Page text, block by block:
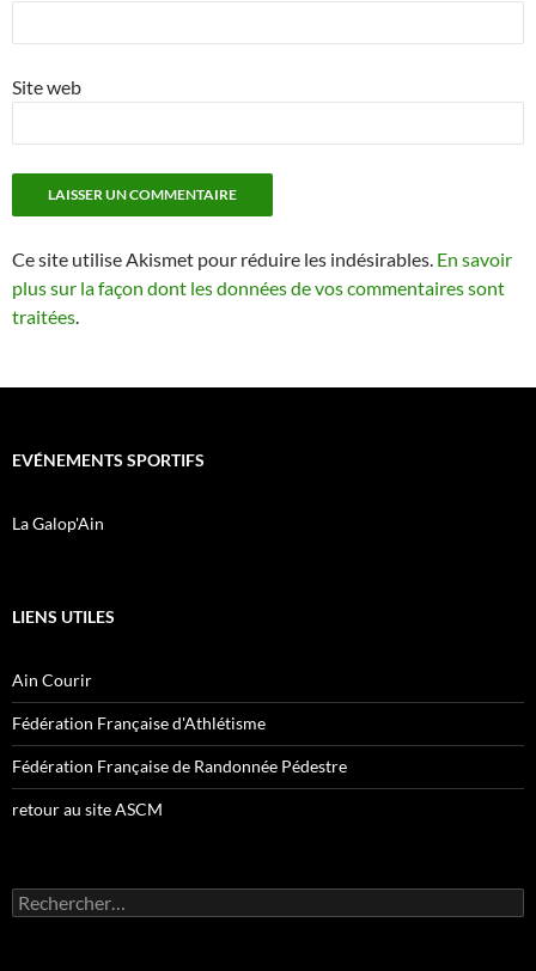
Site web
Ce site utilise Akismet pour réduire les indésirables. En savoir
plus sur la façon dont les données de vos commentaires sont
traitées.
EVÉNEMENTS SPORTIFS
La Galop'Ain
LIENS UTILES
Ain Courir
Fédération Française d'Athlétisme
Fédération Française de Randonnée Pédestre
retour au site ASCM
Rechercher :